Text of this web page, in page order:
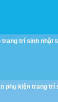
trang trí sinh nhật
phụ kiện trang trí